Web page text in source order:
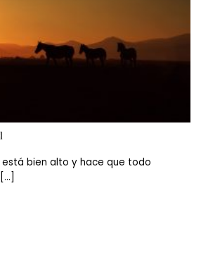
está bien alto y hace que todo